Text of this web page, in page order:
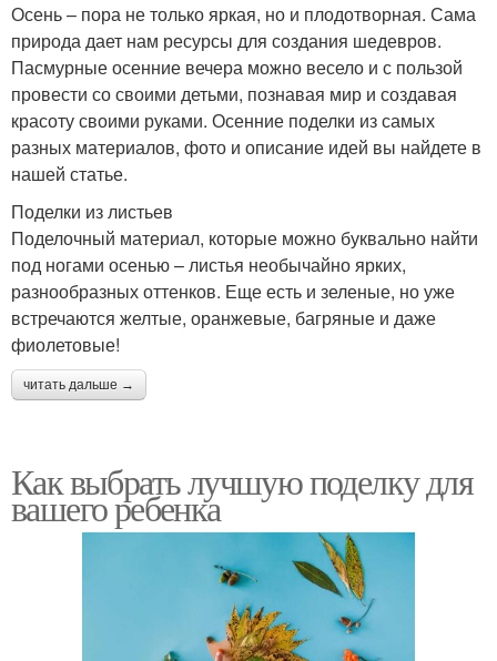
Осень – пора не только яркая, но и плодотворная. Сама
природа дает нам ресурсы для создания шедевров.
Пасмурные осенние вечера можно весело и с пользой
провести со своими детьми, познавая мир и создавая
красоту своими руками. Осенние поделки из самых
разных материалов, фото и описание идей вы найдете в
нашей статье.
Поделки из листьев
Поделочный материал, которые можно буквально найти
под ногами осенью – листья необычайно ярких,
разнообразных оттенков. Еще есть и зеленые, но уже
встречаются желтые, оранжевые, багряные и даже
фиолетовые!
читать дальше →
Как выбрать лучшую поделку для
вашего ребенка